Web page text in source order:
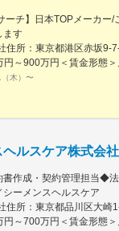
でフォローしながら独り
合、入社後3か月間は研
アマネージャーといった
キルの深堀」以外の領域
もあり、社内公募やフリ
～30H程
勉強会へ参加する際に発
急呼び出しはコールセン
め、営業が対応するこ
ーチ】日本TOPメーカー/
ます
木） 〜
ヘルスケア株式会社
書作成・契約管理担当◆
ーメンスヘルスケア